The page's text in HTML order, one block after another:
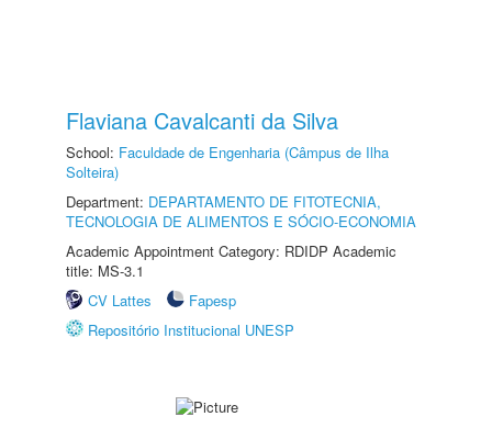
Flaviana Cavalcanti da Silva
School: Faculdade de Engenharia (Câmpus de Ilha
Solteira)
Department: DEPARTAMENTO DE FITOTECNIA,
TECNOLOGIA DE ALIMENTOS E SÓCIO-ECONOMIA
Academic Appointment Category: RDIDP Academic
title: MS-3.1
CV Lattes
Fapesp
Repositório Institucional UNESP